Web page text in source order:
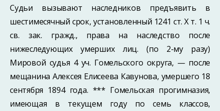
Судьи вызывают наследников предъявить в
шестимесячный срок, установленный 1241 ст. X т. 1 ч.
св. зак. гражд., права на наследство после
нижеследующих умерших лиц. (по 2-му разу)
Мировой судья 4 уч. Гомельского округа, — после
мещанина Алексея Елисеева Кавунова, умершего 18
сентября 1894 года. *** Гомельская прогимназия,
имеющая в текущем году по семь классов,